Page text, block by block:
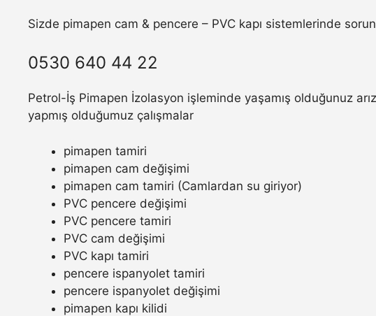
Sizde pimapen cam & pencere – PVC kapı sistemlerinde
0530 640 44 22
Petrol-İş Pimapen İzolasyon işleminde yaşamış olduğunuz
yapmış olduğumuz çalışmalar
pimapen tamiri
pimapen cam değişimi
pimapen cam tamiri (Camlardan su giriyor)
PVC pencere değişimi
PVC pencere tamiri
PVC cam değişimi
PVC kapı tamiri
pencere ispanyolet tamiri
pencere ispanyolet değişimi
pimapen kapı kilidi